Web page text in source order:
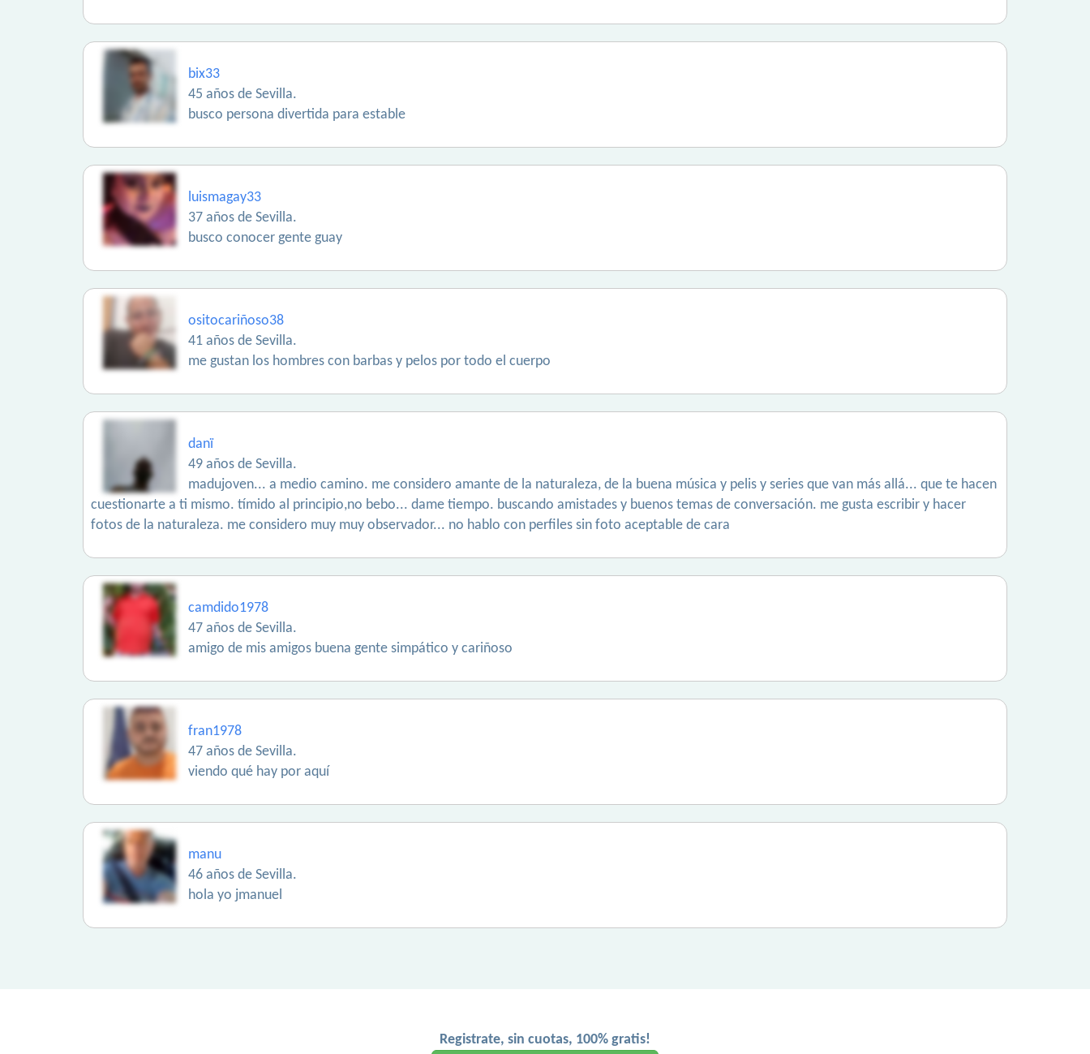
bix33
45 años de Sevilla.
busco persona divertida para estable
luismagay33
37 años de Sevilla.
busco conocer gente guay
ositocariñoso38
41 años de Sevilla.
me gustan los hombres con barbas y pelos por todo el cuerpo
danï
49 años de Sevilla.
madujoven... a medio camino. me considero amante de la naturaleza, de la buena música y pelis y series que van más allá... que te hacen
cuestionarte a ti mismo. tímido al principio,no bebo... dame tiempo. buscando amistades y buenos temas de conversación. me gusta escribir y hacer
fotos de la naturaleza. me considero muy muy observador... no hablo con perfiles sin foto aceptable de cara
camdido1978
47 años de Sevilla.
amigo de mis amigos buena gente simpático y cariñoso
fran1978
47 años de Sevilla.
viendo qué hay por aquí
manu
46 años de Sevilla.
hola yo jmanuel
Registrate, sin cuotas, 100% gratis!